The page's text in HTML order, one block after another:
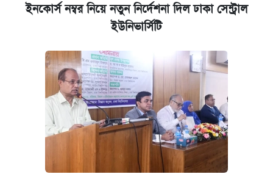
ইনকোর্স নম্বর নিয়ে নতুন নির্দেশনা দিল ঢাকা সেন্ট্রাল
ইউনিভার্সিটি